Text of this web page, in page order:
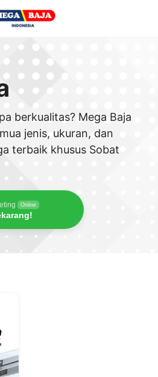
berkualitas? Mega Baja
jenis, ukuran, dan
terbaik khusus Sobat
Online